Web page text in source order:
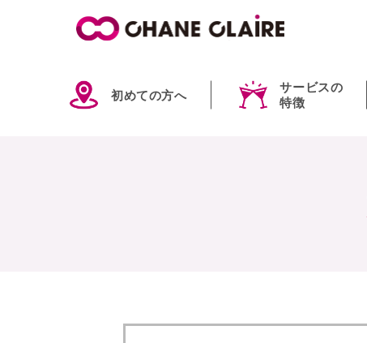
初めての方へ
サービスの
特徴